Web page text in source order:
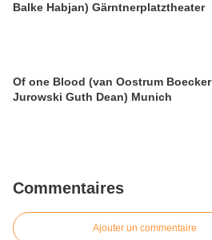
Balke Habjan) Gärntnerplatztheater
Of one Blood (van Oostrum Boecker
Jurowski Guth Dean) Munich
Commentaires
Ajouter un commentaire